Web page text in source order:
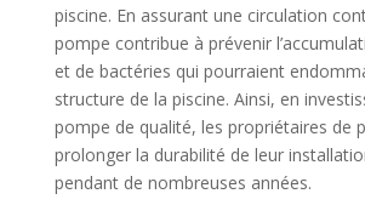
piscine. En assurant une circulation
pompe contribue à prévenir
et de bactéries qui pourraient
structure de la piscine. Ainsi, en
pompe de qualité, les propriétaires de
prolonger la durabilité de leur
pendant de nombreuses années.